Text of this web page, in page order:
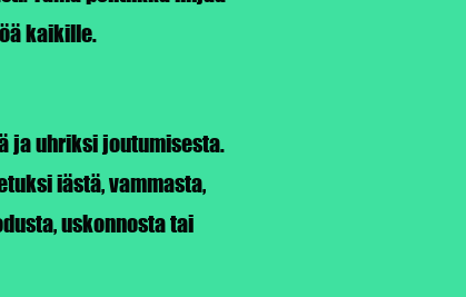
kaikille.
ja uhriksi joutumisesta.
iästä, vammasta,
uskonnosta tai